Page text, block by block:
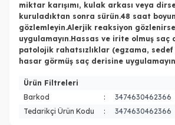
miktar karışımı, kulak arkası veya
kuruladıktan sonra sürün.48 saat
gözlemleyin.Alerjik reaksiyon
uygulamayın.Hassas ve irite olmuş saç
patolojik rahatsızlıklar (egzama, sedef
hasar görmüş saç derisine
Ürün Filtreleri
Barkod
:
3474630462366
Tedarikçi Ürün Kodu
: 3474630462366